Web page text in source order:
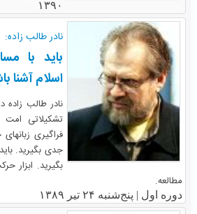
۱۳۹۰
نادر طالب زاده:
باید با
اسلام آشنا
نادر طالب
تشکیلاتی امت
فراگیری
جدی بگیرید.
بگیرید. ابزار
مطالعه.
دوره اول | پنج‌شنبه ۲۴ تیر ۱۳۸۹